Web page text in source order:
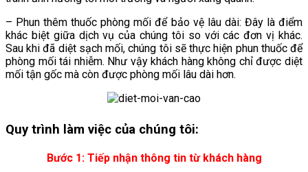
– Phun thêm thuốc phòng mối để bảo vệ lâu dài: Đây là điểm
khác biệt giữa dịch vụ của chúng tôi so với các đơn vị khác.
Sau khi đã diệt sạch mối, chúng tôi sẽ thực hiện phun thuốc để
phòng mối tái nhiễm. Như vậy khách hàng không chỉ được diệt
mối tận gốc mà còn được phòng mối lâu dài hơn.
Quy trình làm việc của chúng tôi:
Bước 1: Tiếp nhận thông tin từ khách hàng